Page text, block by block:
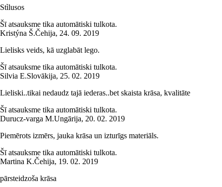
Stìlusos
Šī atsauksme tika automātiski tulkota.
Kristýna Š.Čehija, 24. 09. 2019
Lielisks veids, kā uzglabāt lego.
Šī atsauksme tika automātiski tulkota.
Silvia E.Slovākija, 25. 02. 2019
Lieliski..tikai nedaudz tajā iederas..bet skaista krāsa, kvalitāte
Šī atsauksme tika automātiski tulkota.
Durucz-varga M.Ungārija, 20. 02. 2019
Piemērots izmērs, jauka krāsa un izturīgs materiāls.
Šī atsauksme tika automātiski tulkota.
Martina K.Čehija, 19. 02. 2019
pārsteidzoša krāsa